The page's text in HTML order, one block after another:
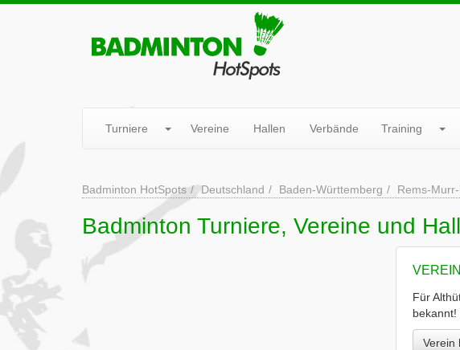
Turniere Vereine Hallen Verbände Training
Badminton HotSpots Deutschland Baden-Württemberg Rems-
Badminton Turniere, Vereine und
Für
bekannt!
Verein